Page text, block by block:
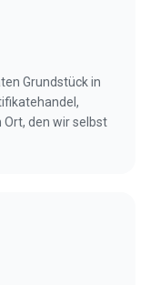
Grundstück in
den wir selbst